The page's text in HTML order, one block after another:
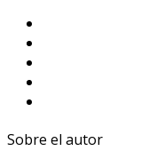
Sobre el autor